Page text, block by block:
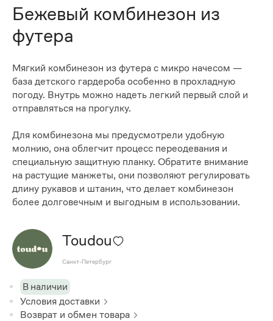
Бежевый комбинезон из
футера
Мягкий комбинезон из футера с микро начесом —
база детского гардероба особенно в прохладную
погоду. Внутрь можно надеть легкий первый слой и
отправляться на прогулку.
Для комбинезона мы предусмотрели удобную
молнию, она облегчит процесс переодевания и
специальную защитную планку. Обратите внимание
на растущие манжеты, они позволяют регулировать
длину рукавов и штанин, что делает комбинезон
более долговечным и выгодным в использовании.
Toudou
Санкт-Петербург
В наличии
Условия доставки
Возврат и обмен товара